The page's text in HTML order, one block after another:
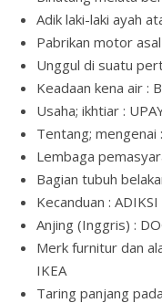
Adik laki-laki ayah
Pabrikan motor
Unggul di suatu
Keadaan kena air :
Usaha; ikhtiar :
Tentang; mengenai
Lembaga
Bagian tubuh
Kecanduan : ADIKSI
Anjing (Inggris) :
Merk furnitur dan
IKEA
Taring panjang